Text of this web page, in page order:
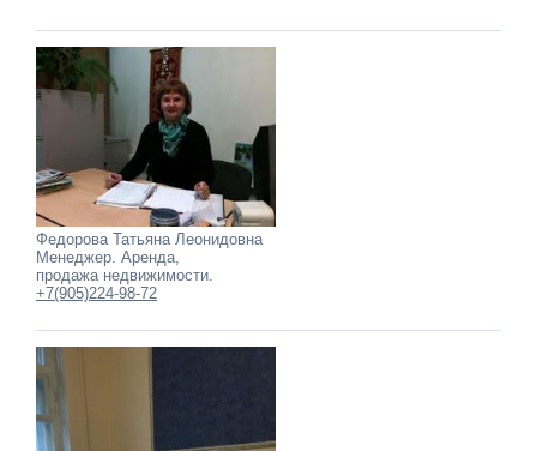
Федорова Татьяна Леонидовна
Менеджер. Аренда,
продажа недвижимости.
+7(905)224-98-72